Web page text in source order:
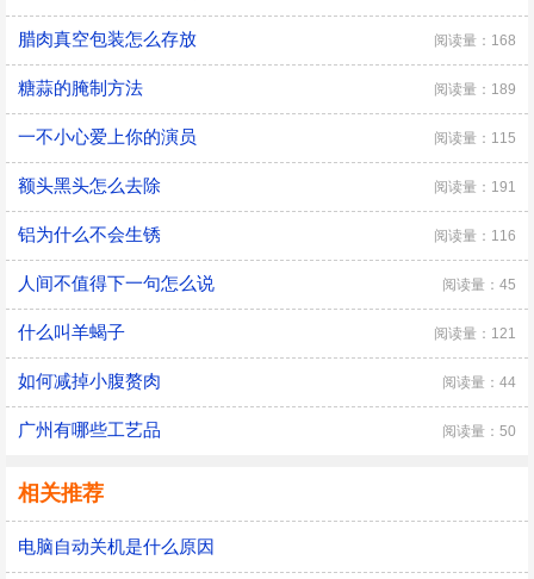
腊肉真空包装怎么存放 阅读量：168
糖蒜的腌制方法 阅读量：189
一不小心爱上你的演员 阅读量：115
额头黑头怎么去除 阅读量：191
铝为什么不会生锈 阅读量：116
人间不值得下一句怎么说 阅读量：45
什么叫羊蝎子 阅读量：121
如何减掉小腹赘肉 阅读量：44
广州有哪些工艺品 阅读量：50
相关推荐
电脑自动关机是什么原因